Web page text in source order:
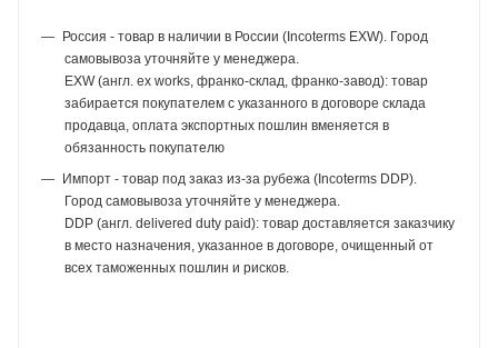
Россия - товар в наличии в России (Incoterms EXW). Город
самовывоза уточняйте у менеджера.
EXW (англ. ex works, франко-склад, франко-завод): товар
забирается покупателем с указанного в договоре склада
продавца, оплата экспортных пошлин вменяется в
обязанность покупателю
Импорт - товар под заказ из-за рубежа (Incoterms DDP).
Город самовывоза уточняйте у менеджера.
DDP (англ. delivered duty paid): товар доставляется заказчику
в место назначения, указанное в договоре, очищенный от
всех таможенных пошлин и рисков.